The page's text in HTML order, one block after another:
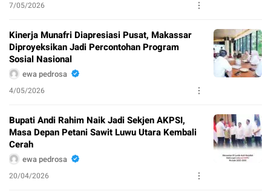
7/05/2026
Kinerja Munafri Diapresiasi Pusat, Makassar
Diproyeksikan Jadi Percontohan Program
Sosial Nasional
ewa pedrosa
4/05/2026
Bupati Andi Rahim Naik Jadi Sekjen AKPSI,
Masa Depan Petani Sawit Luwu Utara Kembali
Cerah
ewa pedrosa
20/04/2026